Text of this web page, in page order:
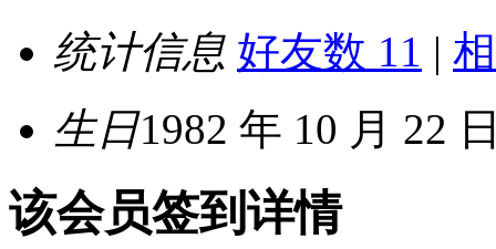
统计信息 好友数 11 |
生日1982 年 10 月 22
该会员签到详情